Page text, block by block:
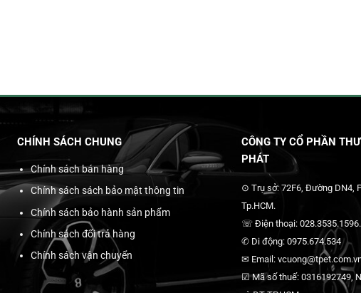
CHÍNH SÁCH CHUNG
Chính sách bán hàng
Chính sách sách bảo mật thông tin
Chính sách bảo hành sản phẩm
Chính sách đổi trả hàng
Chính sách vận chuyển
CÔNG TY CỔ PHẦN
PHÁT
⊙ Trụ sở: 72F6, Đường DN4,
Tp.HCM.
☏ Điện thoại: 028.3535.1596.
✆ Di động: 0975.674.534
✉ Email:
☑ Mã số thuế: 0316192749,